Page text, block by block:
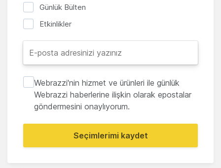
Günlük Bülten
Etkinlikler
Webrazzi'nin hizmet ve ürünleri ile günlük
Webrazzi haberlerine ilişkin olarak epostalar
göndermesini onaylıyorum.
Seçimlerimi kaydet